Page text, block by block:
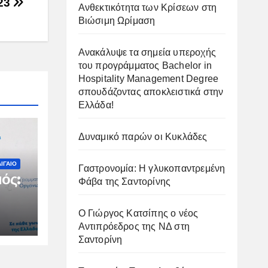
Ανθεκτικότητα των Κρίσεων στη
Βιώσιμη Ωρίμαση
Ανακάλυψε τα σημεία υπεροχής
του προγράμματος Bachelor in
Hospitality Management Degree
σπουδάζοντας αποκλειστικά στην
Ελλάδα!
Δυναμικό παρών οι Κυκλάδες
Γαστρονομία: Η γλυκοπαντρεμένη
Φάβα της Σαντορίνης
Ο Γιώργος Κατσίπης ο νέος
Αντιπρόεδρος της ΝΔ στη
Σαντορίνη